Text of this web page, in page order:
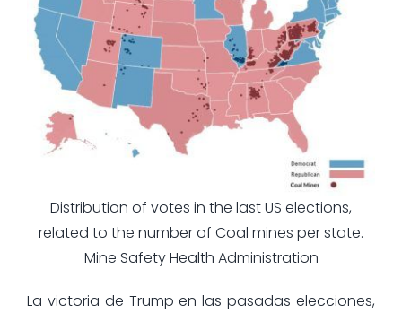
Distribution of votes in the last US elections,
related to the number of Coal mines per state.
Mine Safety Health Administration
La victoria de Trump en las pasadas elecciones,